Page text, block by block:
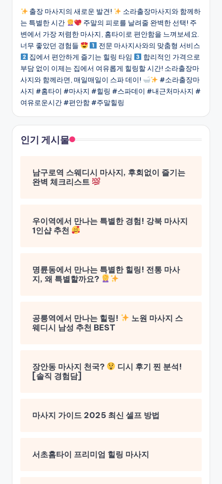
출장 마사지의 새로운 발견!
소라출장마사지와 함께하
는 특별한 시간
주말의 피로를 날려줄 완벽한 선택! 주
변에서 가장 저렴한 마사지, 홈타이로 편안함을 느껴보세요.
너무 좋았던 경험들
전문 마사지사와의 맞춤형 서비스
집에서 편안하게 즐기는 힐링 타임
합리적인 가격으로
부담 없이 이제는 집에서 여유롭게 힐링할 시간! 소라출장마
사지와 함께라면, 매일매일이 스파 데이!
#소라출장마
사지 #홈타이 #마사지 #힐링 #스파데이 #내근처마사지 #
여유로운시간 #편안함 #주말힐링
인기 게시물
남구로역 스웨디시 마사지, 후회없이 즐기는
완벽 체크리스트
우이역에서 만나는 특별한 경험! 강북 마사지
1인샵 추천
명륜동에서 만나는 특별한 힐링! 전통 마사
지, 왜 특별할까요?
공릉역에서 만나는 힐링!
노원 마사지 스
웨디시 남성 추천 BEST
장안동 마사지 천국?
디시 후기 찐 분석!
[솔직 경험담]
마사지 가이드 2025 최신 셀프 방법
서초홈타이 프리미엄 힐링 마사지